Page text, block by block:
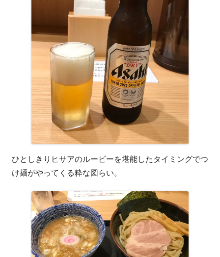
ひとしきりヒサアのルービーを堪能したタイミングでつ
け麺がやってくる粋な図らい。